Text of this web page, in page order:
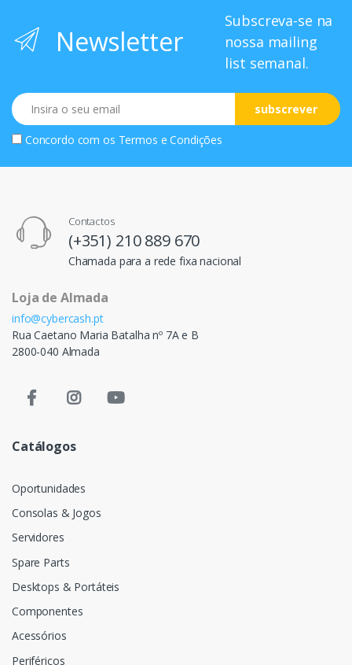
Newsletter
Subscreva-se na
nossa mailing
list semanal.
Email
subscrever
Concordo com os Termos e Condições
Contactos
(+351) 210 889 670
Chamada para a rede fixa nacional
Loja de Almada
info@cybercash.pt
Rua Caetano Maria Batalha nº 7A e B
2800-040 Almada
Catálogos
Oportunidades
Consolas & Jogos
Servidores
Spare Parts
Desktops & Portáteis
Componentes
Acessórios
Periféricos